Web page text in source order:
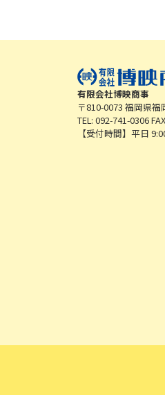
有限会社博映商事
〒810-0073 福岡県
TEL: 092-741-0306
【受付時間】平日